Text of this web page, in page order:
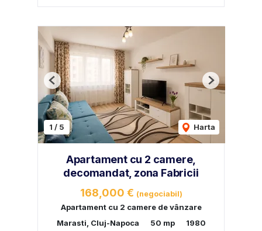
1 / 5 Harta
Previous Next
Apartament cu 2 camere,
decomandat, zona Fabricii
168,000 € (negociabil)
Apartament cu 2 camere de vânzare
Marasti, Cluj-Napoca
50 mp 1980